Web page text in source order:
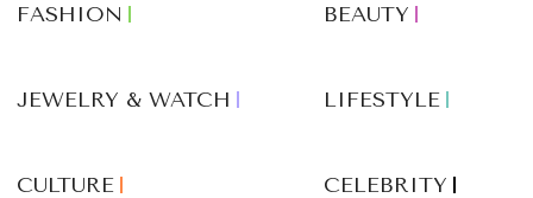
FASHION BEAUTY
JEWELRY & WATCH LIFESTYLE
CULTURE CELEBRITY